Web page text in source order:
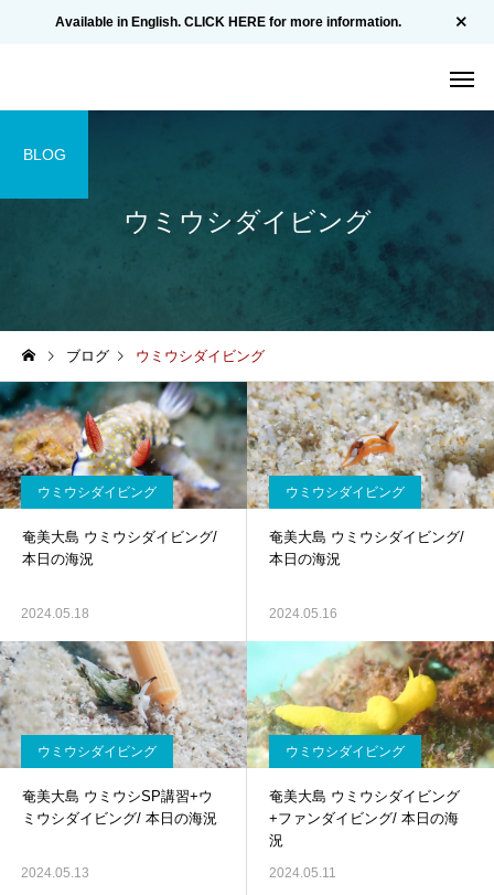
Available in English. CLICK HERE for more information.
ウミウシダイビング
BLOG
ブログ ウミウシダイビング
ウミウシダイビング
奄美大島 ウミウシダイビング/
本日の海況
2024.05.18
ウミウシダイビング
奄美大島 ウミウシダイビング/
本日の海況
2024.05.16
ウミウシダイビング
奄美大島 ウミウシSP講習+ウ
ミウシダイビング/ 本日の海況
2024.05.13
ウミウシダイビング
奄美大島 ウミウシダイビング
+ファンダイビング/ 本日の海
況
2024.05.11